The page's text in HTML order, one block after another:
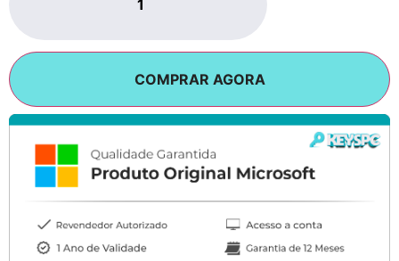
COMPRAR AGORA